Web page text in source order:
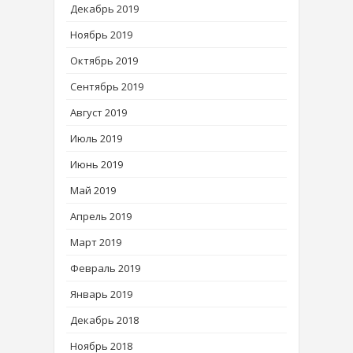
Декабрь 2019
Ноябрь 2019
Октябрь 2019
Сентябрь 2019
Август 2019
Июль 2019
Июнь 2019
Май 2019
Апрель 2019
Март 2019
Февраль 2019
Январь 2019
Декабрь 2018
Ноябрь 2018